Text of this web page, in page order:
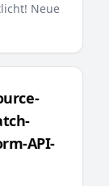
Neue
API-